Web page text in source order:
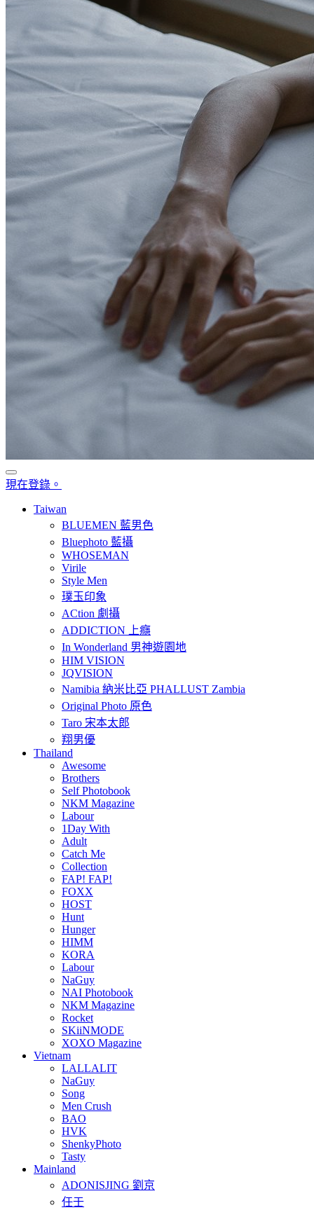
現在登錄。
Taiwan
BLUEMEN 藍男色
Bluephoto 藍攝
WHOSEMAN
Virile
Style Men
璞玉印象
ACtion 劇攝
ADDICTION 上癮
In Wonderland 男神遊園地
HIM VISION
JQVISION
Namibia 納米比亞 PHALLUST Zambia
Original Photo 原色
Taro 宋本太郎
翔男優
Thailand
Awesome
Brothers
Self Photobook
NKM Magazine
Labour
1Day With
Adult
Catch Me
Collection
FAP! FAP!
FOXX
HOST
Hunt
Hunger
HIMM
KORA
Labour
NaGuy
NAI Photobook
NKM Magazine
Rocket
SKiiNMODE
XOXO Magazine
Vietnam
LALLALIT
NaGuy
Song
Men Crush
BAO
HVK
ShenkyPhoto
Tasty
Mainland
ADONISJING 劉京
任壬